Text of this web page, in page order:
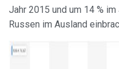
Jahr 2015 und um 14 %
Russen im Ausland